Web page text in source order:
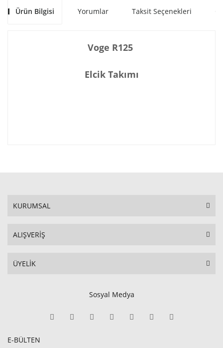
Ürün Bilgisi Yorumlar Taksit Seçenekleri
Voge R125
Elcik Takımı
KURUMSAL
ALIŞVERİŞ
ÜYELİK
Sosyal Medya
E-BÜLTEN